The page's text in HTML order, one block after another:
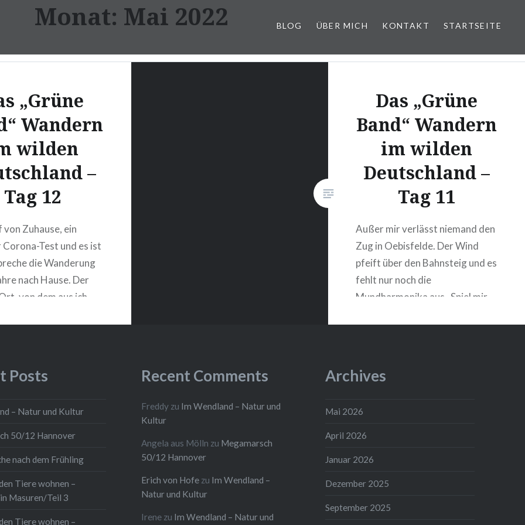
BLOG ÜBER MICH KONTAKT STARTSEITE
Monat: Mai 2022
„Grüne
Wandern
wilden
–
Tag 12
von Zuhause, ein
Test und es ist
die Wanderung
nach Hause. Der
von dem aus ich
ich hin und anderen
nicht zu…
WEITERLESEN
Das „Grüne
Band“ Wandern
im wilden
Deutschland –
Tag 11
Außer mir verlässt niemand den
Zug in Oebisfelde. Der Wind
pfeift über den Bahnsteig und es
fehlt nur noch die
Mundharmonika aus „Spiel mir
im Interzonenverkehr der
gehört hat. Als die einzige,
fußläufig…
Posts
– Natur und Kultur
50/12 Hannover
nach dem Frühling
Tiere wohnen –
Masuren/Teil 3
Tiere wohnen –
Recent Comments
Freddy zu Im Wendland – Natur und
Kultur
Angela aus Mölln zu Megamarsch
50/12 Hannover
Erich von Hofe zu Im Wendland –
Natur und Kultur
Irene zu Im Wendland – Natur und
Archives
Mai 2026
April 2026
Januar 2026
Dezember 2025
September 2025